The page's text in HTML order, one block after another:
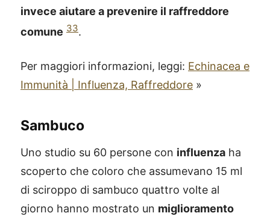
invece aiutare a prevenire il raffreddore
comune 33.
Per maggiori informazioni, leggi: Echinacea e
Immunità | Influenza, Raffreddore »
Sambuco
Uno studio su 60 persone con influenza ha
scoperto che coloro che assumevano 15 ml
di sciroppo di sambuco quattro volte al
giorno hanno mostrato un miglioramento